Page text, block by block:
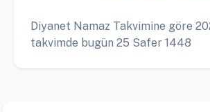
Diyanet Namaz Takvimine göre
takvimde bugün 25 Safer 1448